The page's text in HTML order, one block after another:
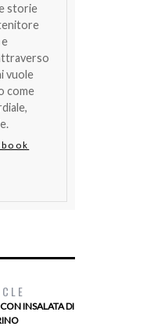
storie
vuole
come
INSALATA DI